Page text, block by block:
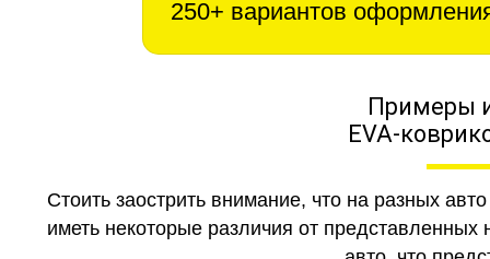
250+ вариантов
Примеры
EVA-
Стоить заострить внимание, что на разных
иметь некоторые различия от